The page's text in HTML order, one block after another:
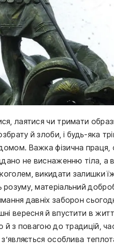
лаятися чи тримати
й злоби, і будь-яка
Важка фізична
не виснаженню тіла, а
викидати залишки
матеріальний
давніх заборон
вересня й впустити в
й з повагою до традицій,
особлива